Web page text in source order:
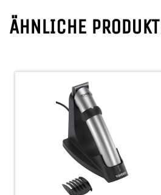
ÄHNLICHE